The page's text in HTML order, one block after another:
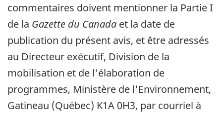
commentaires doivent mentionner la Partie I
de la Gazette du Canada et la date de
publication du présent avis, et être adressés
au Directeur exécutif, Division de la
mobilisation et de l'élaboration de
programmes, Ministère de l'Environnement,
Gatineau (Québec) K1A 0H3, par courriel à